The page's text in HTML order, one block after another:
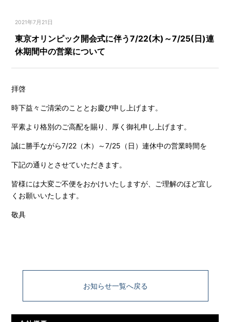
2021年7月21日
東京オリンピック開会式に伴う7/22(木)～7/25(日)連
休期間中の営業について
拝啓
時下益々ご清栄のこととお慶び申し上げます。
平素より格別のご高配を賜り、厚く御礼申し上げます。
誠に勝手ながら7/22（木）～7/25（日）連休中の営業時間を
下記の通りとさせていただきます。
皆様には大変ご不便をおかけいたしますが、ご理解のほど宜し
くお願いいたします。
敬具
お知らせ一覧へ戻る